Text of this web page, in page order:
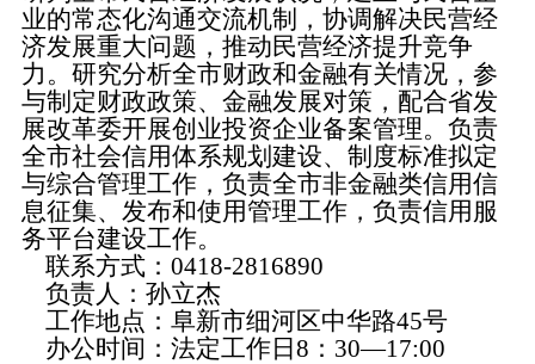
业的常态化沟通交流机制，协调解决民营经
济发展重大问题，推动民营经济提升竞争
力。 研究分析全市财政和金融有关情况，参
与制定财政政策、金融发展对策，配合省发
展改革委开展创业投资企业备案管理。负责
全市社会信用体系规划建设、制度标准拟定
与综合管理工作， 负责全市非金融类信用信
息征集、发布和使用管理工作，负责信用服
务平台建设工作。
联系方式：0418-2816890
负责人：孙立杰
工作地点：阜新市细河区中华路45号
办公时间：法定工作日8：30—17:00